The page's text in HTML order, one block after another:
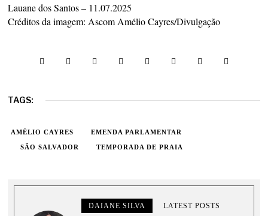
Lauane dos Santos – 11.07.2025
Créditos da imagem: Ascom Amélio Cayres/Divulgação
TAGS:
AMÉLIO CAYRES EMENDA PARLAMENTAR
SÃO SALVADOR TEMPORADA DE PRAIA
DAIANE SILVA LATEST POSTS